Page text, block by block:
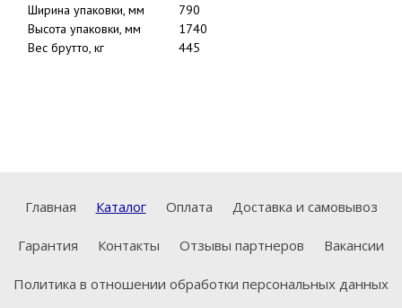
Ширина упаковки, мм
790
Высота упаковки, мм
1740
Вес брутто, кг
445
Главная Каталог Оплата Доставка и самовывоз
Гарантия Контакты Отзывы партнеров Вакансии
Политика в отношении обработки персональных данных